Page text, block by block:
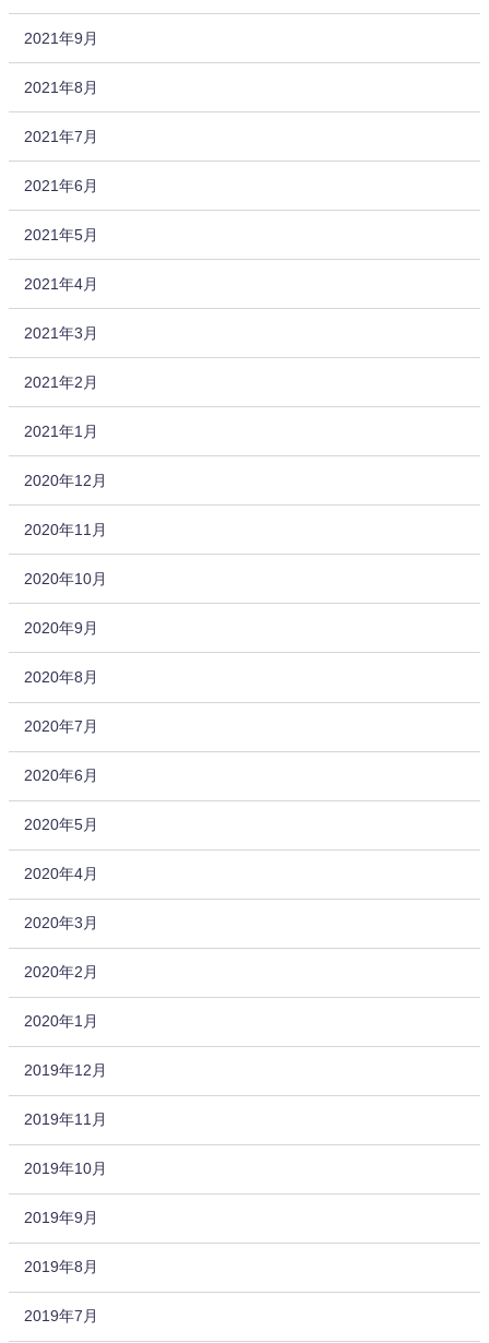
2021年9月
2021年8月
2021年7月
2021年6月
2021年5月
2021年4月
2021年3月
2021年2月
2021年1月
2020年12月
2020年11月
2020年10月
2020年9月
2020年8月
2020年7月
2020年6月
2020年5月
2020年4月
2020年3月
2020年2月
2020年1月
2019年12月
2019年11月
2019年10月
2019年9月
2019年8月
2019年7月